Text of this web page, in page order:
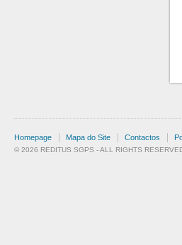
Homepage Mapa do Site Contactos
© 2026 REDITUS SGPS - ALL RIGHTS